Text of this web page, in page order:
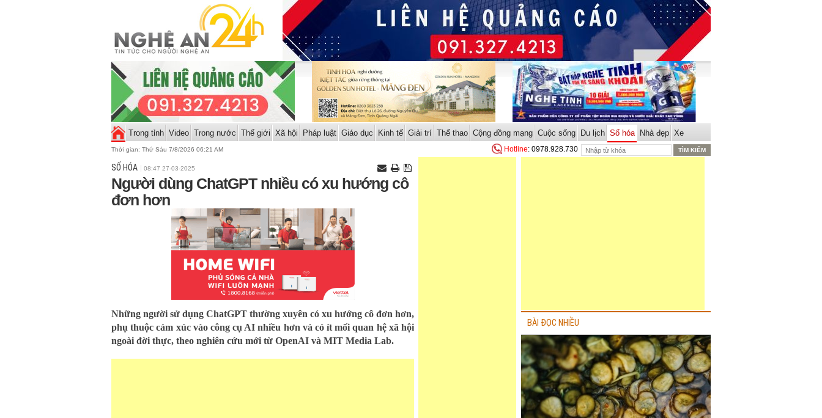
Trong tỉnh Video Trong nước Thế giới Xã hội Pháp luật Giáo dục Kinh tế Giải trí Thể thao Cộng đồng mạng Cuộc sống Du lịch Số hóa Nhà đẹp Xe
Thời gian: Thứ Sáu 7/8/2026 06:21 AM Hotline: 0978.928.730
SỐ HÓA 08:47 27-03-2025
Người dùng ChatGPT nhiều có xu hướng cô
đơn hơn
Những người sử dụng ChatGPT thường xuyên có xu hướng cô đơn hơn,
phụ thuộc cảm xúc vào công cụ AI nhiều hơn và có ít mối quan hệ xã hội
ngoài đời thực, theo nghiên cứu mới từ OpenAI và MIT Media Lab.
BÀI ĐỌC NHIỀU